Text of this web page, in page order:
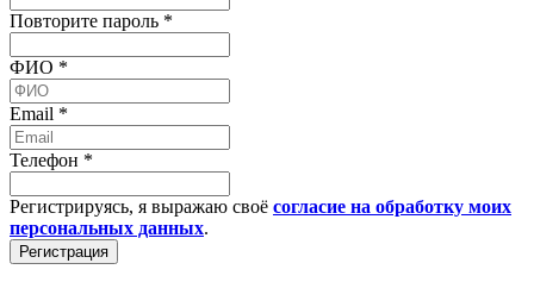
Повторите пароль *
ФИО *
Email *
Телефон *
Регистрируясь, я выражаю своё согласие на обработку моих
персональных данных.